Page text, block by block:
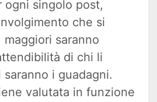
ogni singolo post,
che si
saranno
di chi li
saranno i guadagni.
valutata in funzione